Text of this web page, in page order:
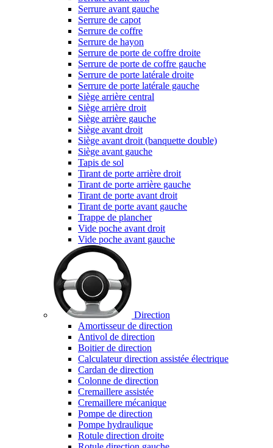
Serrure avant gauche
Serrure de capot
Serrure de coffre
Serrure de hayon
Serrure de porte de coffre droite
Serrure de porte de coffre gauche
Serrure de porte latérale droite
Serrure de porte latérale gauche
Siège arrière central
Siège arrière droit
Siège arrière gauche
Siège avant droit
Siège avant droit (banquette double)
Siège avant gauche
Tapis de sol
Tirant de porte arrière droit
Tirant de porte arrière gauche
Tirant de porte avant droit
Tirant de porte avant gauche
Trappe de plancher
Vide poche avant droit
Vide poche avant gauche
Direction
Amortisseur de direction
Antivol de direction
Boitier de direction
Calculateur direction assistée électrique
Cardan de direction
Colonne de direction
Cremaillere assistée
Cremaillere mécanique
Pompe de direction
Pompe hydraulique
Rotule direction droite